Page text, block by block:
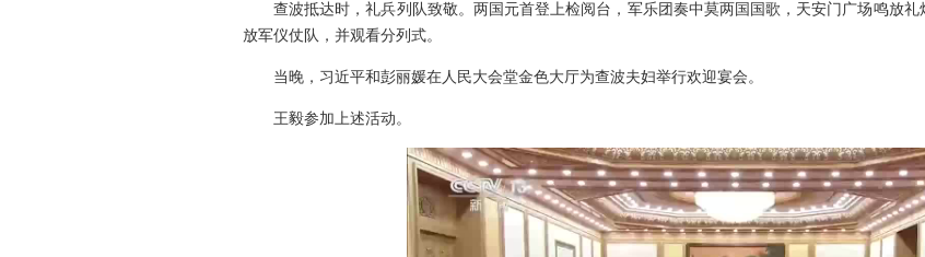
查波抵达时，礼兵列队致敬。两国元首登上检阅台，军乐团奏中莫两国国歌，天安门广场鸣放
放军仪仗队，并观看分列式。
当晚，习近平和彭丽媛在人民大会堂金色大厅为查波夫妇举行欢迎宴会。
王毅参加上述活动。